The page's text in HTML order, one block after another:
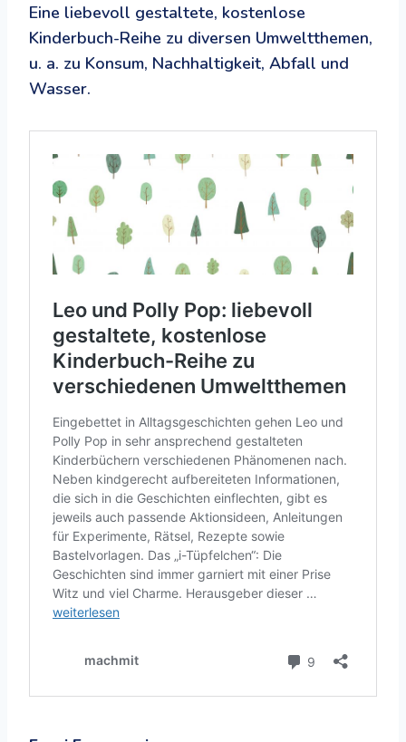
Eine liebevoll gestaltete, kostenlose
Kinderbuch-Reihe zu diversen Umweltthemen,
u. a. zu Konsum, Nachhaltigkeit, Abfall und
Wasser.